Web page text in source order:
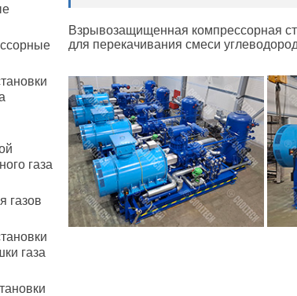
газа
газов
газа
Взрывозащищенная компрессорная
для перекачивания смеси